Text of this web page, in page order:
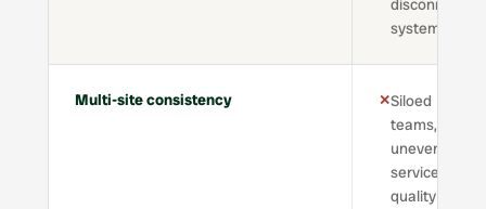
disconnected
systems
Multi-site consistency ✕Siloed
teams,
uneven
service
quality